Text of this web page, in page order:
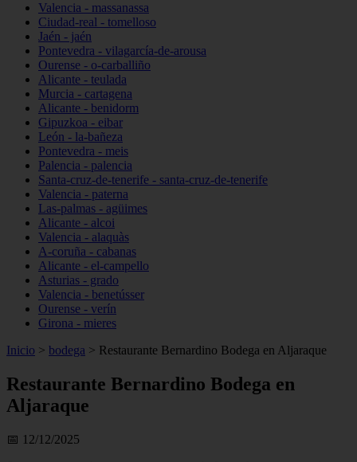
Valencia - massanassa
Ciudad-real - tomelloso
Jaén - jaén
Pontevedra - vilagarcía-de-arousa
Ourense - o-carballiño
Alicante - teulada
Murcia - cartagena
Alicante - benidorm
Gipuzkoa - eibar
León - la-bañeza
Pontevedra - meis
Palencia - palencia
Santa-cruz-de-tenerife - santa-cruz-de-tenerife
Valencia - paterna
Las-palmas - agüimes
Alicante - alcoi
Valencia - alaquàs
A-coruña - cabanas
Alicante - el-campello
Asturias - grado
Valencia - benetússer
Ourense - verín
Girona - mieres
Inicio > bodega > Restaurante Bernardino Bodega en Aljaraque
Restaurante Bernardino Bodega en
Aljaraque
📅 12/12/2025